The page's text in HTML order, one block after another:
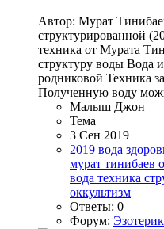
Автор: Мурат
структурированной
техника от Мурата
структуру воды Вода
родниковой Техника
Полученную воду
Малыш Джон
Тема
3 Сен 2019
2019 вода
мурат тинибаев
вода техника
оккультизм
Ответы: 0
Форум: